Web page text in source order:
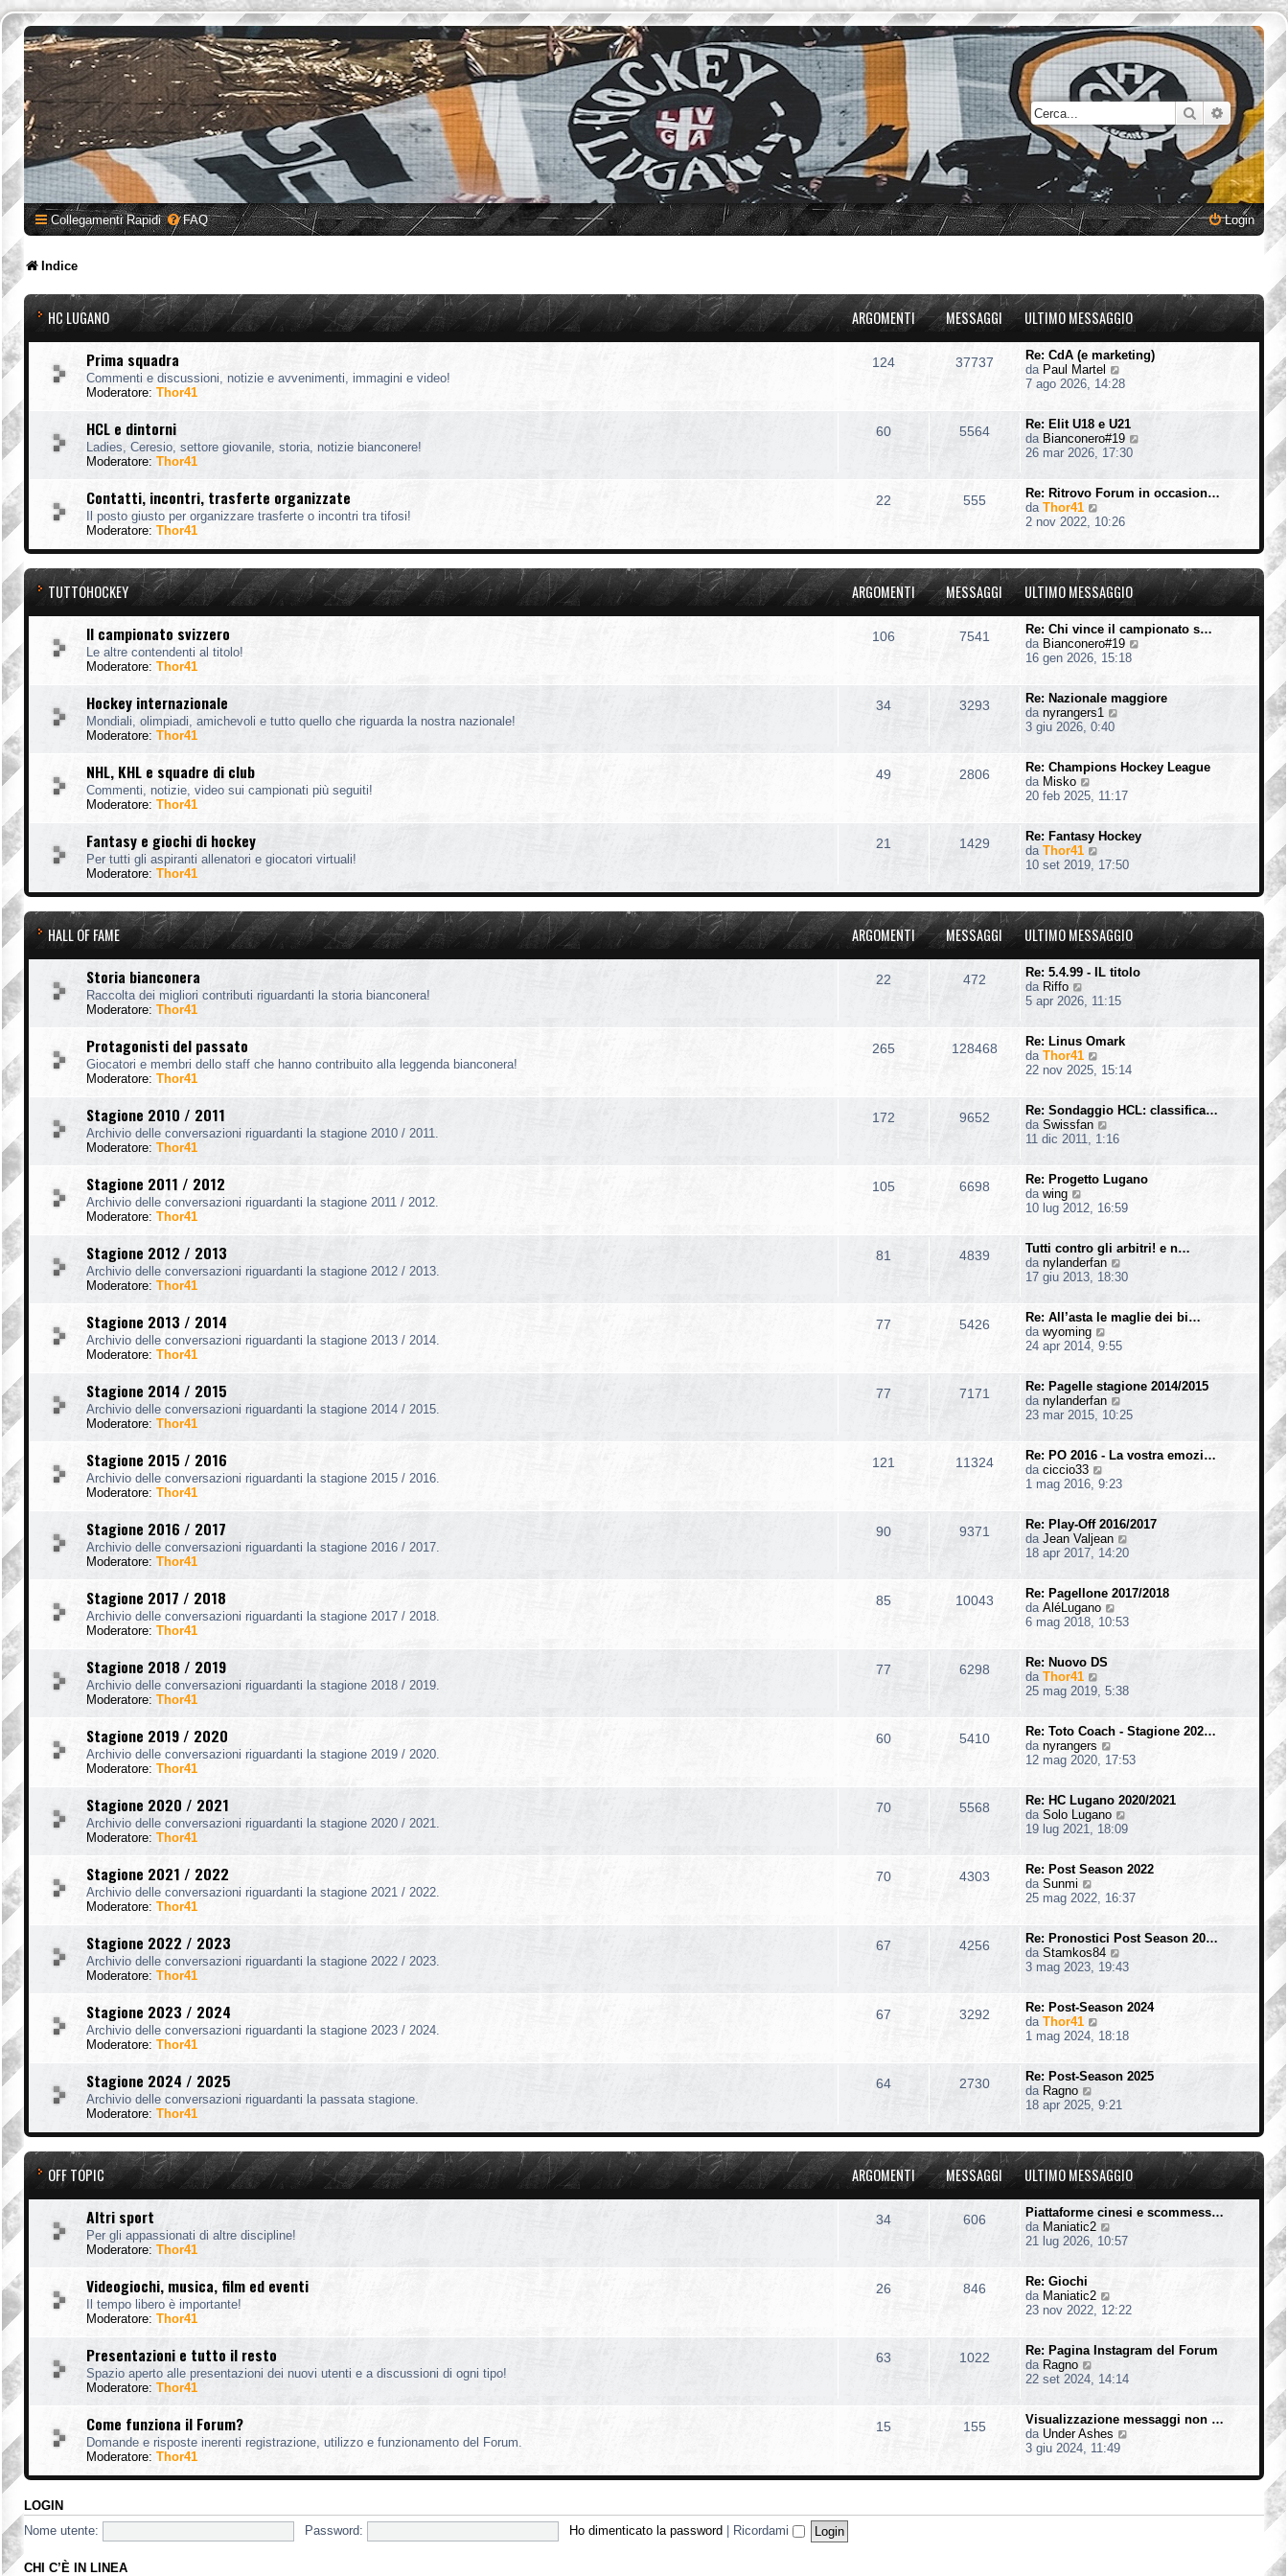
Cerca Ricerca
Collegamenti Rapidi FAQ Login
Indice
HC LUGANO ARGOMENTI MESSAGGI ULTIMO MESSAGGIO
Prima squadra
Commenti e discussioni, notizie e avvenimenti, immagini e video!
Moderatore: Thor41
124 37737
Re: CdA (e marketing)
da Paul Martel
e
i
u
l
t
o
e
s
a
g
g
i
o
7 ago 2026, 14:28
HCL e dintorni
Ladies, Ceresio, settore giovanile, storia, notizie bianconere!
Moderatore: Thor41
60 5564
Re: Elit U18 e U21
da Bianconero#19
i
u
m
o
m
s
a
o
26 mar 2026, 17:30
Contatti, incontri, trasferte organizzate
Il posto giusto per organizzare trasferte o incontri tra tifosi!
Moderatore: Thor41
22 555
Re: Ritrovo Forum in occasion…
da Thor41
e
i
l
t
m
o
m
e
s
a
g
i
o
2 nov 2022, 10:26
TUTTOHOCKEY ARGOMENTI MESSAGGI ULTIMO MESSAGGIO
Il campionato svizzero
Le altre contendenti al titolo!
Moderatore: Thor41
106 7541
Re: Chi vince il campionato s…
da Bianconero#19
i
u
m
o
a
o
16 gen 2026, 15:18
Hockey internazionale
Mondiali, olimpiadi, amichevoli e tutto quello che riguarda la nostra nazionale!
Moderatore: Thor41
34 3293
Re: Nazionale maggiore
da nyrangers1
i
u
t
m
o
e
s
a
g
g
i
o
3 giu 2026, 0:40
NHL, KHL e squadre di club
Commenti, notizie, video sui campionati più seguiti!
Moderatore: Thor41
49 2806
Re: Champions Hockey League
da Misko
u
l
t
m
o
m
e
s
g
o
20 feb 2025, 11:17
Fantasy e giochi di hockey
Per tutti gli aspiranti allenatori e giocatori virtuali!
Moderatore: Thor41
21 1429
Re: Fantasy Hockey
da Thor41
e
i
l
t
m
o
m
e
s
g
o
10 set 2019, 17:50
HALL OF FAME ARGOMENTI MESSAGGI ULTIMO MESSAGGIO
Storia bianconera
Raccolta dei migliori contributi riguardanti la storia bianconera!
Moderatore: Thor41
22 472
Re: 5.4.99 - IL titolo
da Riffo
e
i
u
l
t
m
o
m
e
s
a
g
g
o
5 apr 2026, 11:15
Protagonisti del passato
Giocatori e membri dello staff che hanno contribuito alla leggenda bianconera!
Moderatore: Thor41
265 128468
Re: Linus Omark
da Thor41
e
i
u
l
t
m
o
e
s
a
g
g
o
22 nov 2025, 15:14
Stagione 2010 / 2011
Archivio delle conversazioni riguardanti la stagione 2010 / 2011.
Moderatore: Thor41
172 9652
Re: Sondaggio HCL: classifica…
da Swissfan
e
i
u
t
m
o
m
e
a
g
g
o
11 dic 2011, 1:16
Stagione 2011 / 2012
Archivio delle conversazioni riguardanti la stagione 2011 / 2012.
Moderatore: Thor41
105 6698
Re: Progetto Lugano
da wing
e
i
u
l
t
m
o
m
e
s
a
g
g
o
10 lug 2012, 16:59
Stagione 2012 / 2013
Archivio delle conversazioni riguardanti la stagione 2012 / 2013.
Moderatore: Thor41
81 4839
Tutti contro gli arbitri! e n…
da nylanderfan
e
u
t
m
o
e
a
g
g
o
17 giu 2013, 18:30
Stagione 2013 / 2014
Archivio delle conversazioni riguardanti la stagione 2013 / 2014.
Moderatore: Thor41
77 5426
Re: All’asta le maglie dei bi…
da wyoming
e
i
u
l
t
m
o
e
s
a
g
g
o
24 apr 2014, 9:55
Stagione 2014 / 2015
Archivio delle conversazioni riguardanti la stagione 2014 / 2015.
Moderatore: Thor41
77 7171
Re: Pagelle stagione 2014/2015
da nylanderfan
e
u
t
m
o
m
e
s
a
g
g
23 mar 2015, 10:25
Stagione 2015 / 2016
Archivio delle conversazioni riguardanti la stagione 2015 / 2016.
Moderatore: Thor41
121 11324
Re: PO 2016 - La vostra emozi…
da ciccio33
e
i
u
l
t
m
o
m
e
s
a
g
g
o
1 mag 2016, 9:23
Stagione 2016 / 2017
Archivio delle conversazioni riguardanti la stagione 2016 / 2017.
Moderatore: Thor41
90 9371
Re: Play-Off 2016/2017
da Jean Valjean
e
u
t
e
s
a
g
g
o
18 apr 2017, 14:20
Stagione 2017 / 2018
Archivio delle conversazioni riguardanti la stagione 2017 / 2018.
Moderatore: Thor41
85 10043
Re: Pagellone 2017/2018
da AléLugano
e
i
t
m
o
e
s
a
g
g
o
6 mag 2018, 10:53
Stagione 2018 / 2019
Archivio delle conversazioni riguardanti la stagione 2018 / 2019.
Moderatore: Thor41
77 6298
Re: Nuovo DS
da Thor41
e
i
u
t
m
o
m
e
a
g
o
25 mag 2019, 5:38
Stagione 2019 / 2020
Archivio delle conversazioni riguardanti la stagione 2019 / 2020.
Moderatore: Thor41
60 5410
Re: Toto Coach - Stagione 202…
da nyrangers
e
i
u
t
m
o
e
s
a
g
g
o
12 mag 2020, 17:53
Stagione 2020 / 2021
Archivio delle conversazioni riguardanti la stagione 2020 / 2021.
Moderatore: Thor41
70 5568
Re: HC Lugano 2020/2021
da Solo Lugano
e
u
t
o
e
s
a
g
g
o
19 lug 2021, 18:09
Stagione 2021 / 2022
Archivio delle conversazioni riguardanti la stagione 2021 / 2022.
Moderatore: Thor41
70 4303
Re: Post Season 2022
da Sunmi
e
i
u
l
t
m
o
m
e
a
g
g
o
25 mag 2022, 16:37
Stagione 2022 / 2023
Archivio delle conversazioni riguardanti la stagione 2022 / 2023.
Moderatore: Thor41
67 4256
Re: Pronostici Post Season 20…
da Stamkos84
e
i
u
t
m
o
e
s
a
g
g
i
o
3 mag 2023, 19:43
Stagione 2023 / 2024
Archivio delle conversazioni riguardanti la stagione 2023 / 2024.
Moderatore: Thor41
67 3292
Re: Post-Season 2024
da Thor41
e
i
u
t
m
o
m
e
s
a
g
i
1 mag 2024, 18:18
Stagione 2024 / 2025
Archivio delle conversazioni riguardanti la passata stagione.
Moderatore: Thor41
64 2730
Re: Post-Season 2025
da Ragno
e
i
l
t
o
m
e
a
g
g
o
18 apr 2025, 9:21
OFF TOPIC ARGOMENTI MESSAGGI ULTIMO MESSAGGIO
Altri sport
Per gli appassionati di altre discipline!
Moderatore: Thor41
34 606
Piattaforme cinesi e scommess…
da Maniatic2
e
t
m
o
e
a
g
g
o
21 lug 2026, 10:57
Videogiochi, musica, film ed eventi
Il tempo libero è importante!
Moderatore: Thor41
26 846
Re: Giochi
da Maniatic2
e
u
t
m
o
m
e
s
23 nov 2022, 12:22
Presentazioni e tutto il resto
Spazio aperto alle presentazioni dei nuovi utenti e a discussioni di ogni tipo!
Moderatore: Thor41
63 1022
Re: Pagina Instagram del Forum
da Ragno
e
i
u
l
t
m
22 set 2024, 14:14
Come funziona il Forum?
Domande e risposte inerenti registrazione, utilizzo e funzionamento del Forum.
Moderatore: Thor41
15 155
Visualizzazione messaggi non …
da Under Ashes
i
t
3 giu 2024, 11:49
LOGIN
Nome utente: Password: Ho dimenticato la password Ricordami
CHI C’È IN LINEA